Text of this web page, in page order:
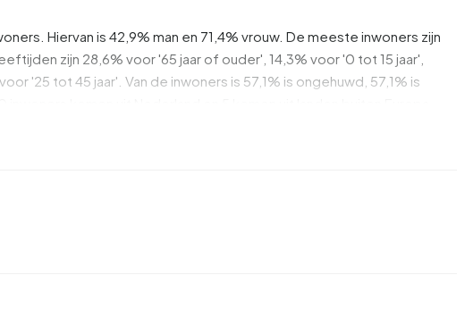
Hiervan is 42,9% man en 71,4% vrouw. De meeste inwoners zijn
zijn 28,6% voor '65 jaar of ouder', 14,3% voor '0 tot 15 jaar',
'25 tot 45 jaar'. Van de inwoners is 57,1% is ongehuwd, 57,1% is
Kallenkote. 0,0% daarvan zijn eenpersoonshuishoudens, 50,0%
ligt het gemiddelde inkomen op €26.940, wat €2.260 (8%) lager is
17% van de inwoners een uitkering. De grootste groep is die met een